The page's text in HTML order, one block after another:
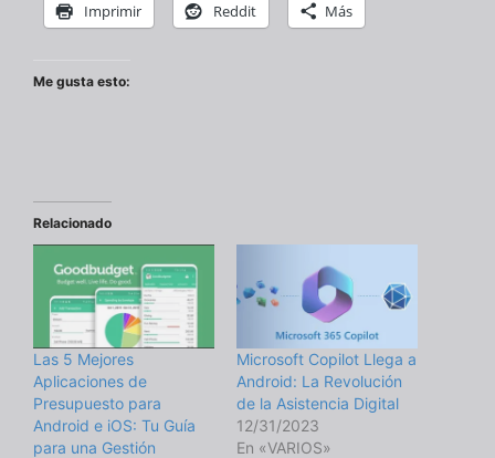
Imprimir Reddit Más
Me gusta esto:
Relacionado
Las 5 Mejores
Aplicaciones de
Presupuesto para
Android e iOS: Tu Guía
para una Gestión
Microsoft Copilot Llega a
Android: La Revolución
de la Asistencia Digital
12/31/2023
En «VARIOS»